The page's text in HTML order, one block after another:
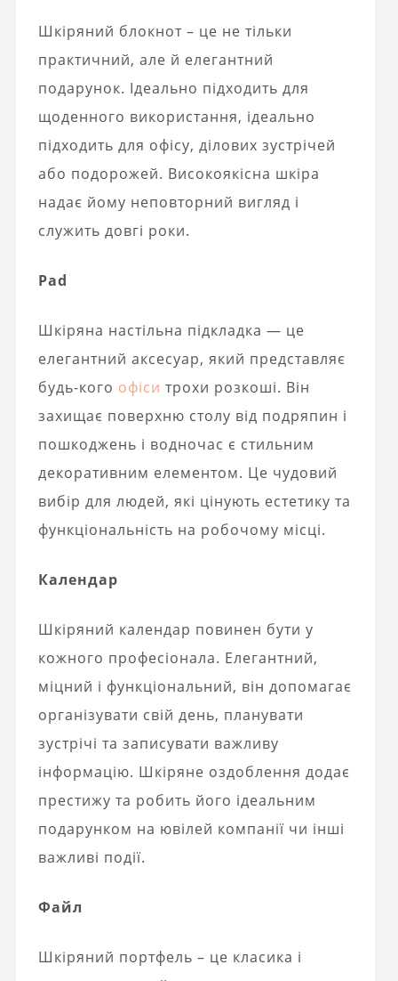
Шкіряний блокнот – це не тільки
практичний, але й елегантний
подарунок. Ідеально підходить для
щоденного використання, ідеально
підходить для офісу, ділових зустрічей
або подорожей. Високоякісна шкіра
надає йому неповторний вигляд і
служить довгі роки.
Pad
Шкіряна настільна підкладка — це
елегантний аксесуар, який представляє
будь-кого офіси трохи розкоші. Він
захищає поверхню столу від подряпин і
пошкоджень і водночас є стильним
декоративним елементом. Це чудовий
вибір для людей, які цінують естетику та
функціональність на робочому місці.
Календар
Шкіряний календар повинен бути у
кожного професіонала. Елегантний,
міцний і функціональний, він допомагає
організувати свій день, планувати
зустрічі та записувати важливу
інформацію. Шкіряне оздоблення додає
престижу та робить його ідеальним
подарунком на ювілей компанії чи інші
важливі події.
Файл
Шкіряний портфель – це класика і